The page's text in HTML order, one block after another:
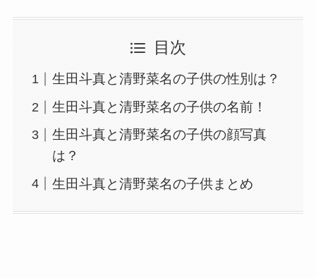
目次
生田斗真と清野菜名の子供の性別は？
生田斗真と清野菜名の子供の名前！
生田斗真と清野菜名の子供の顔写真
は？
生田斗真と清野菜名の子供まとめ